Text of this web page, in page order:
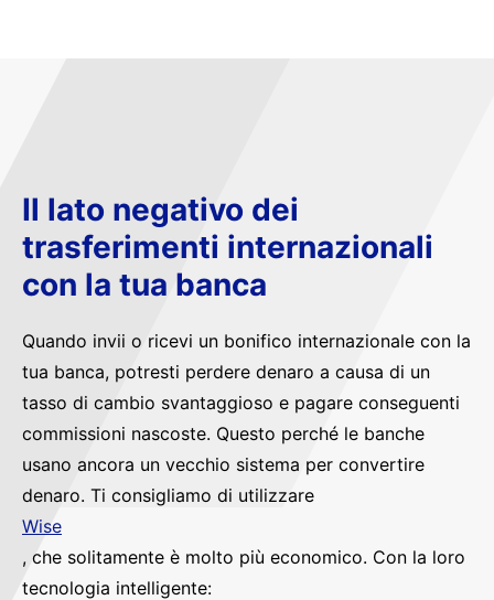
Il lato negativo dei
trasferimenti internazionali
con la tua banca
Quando invii o ricevi un bonifico internazionale con la
tua banca, potresti perdere denaro a causa di un
tasso di cambio svantaggioso e pagare conseguenti
commissioni nascoste. Questo perché le banche
usano ancora un vecchio sistema per convertire
denaro. Ti consigliamo di utilizzare
Wise
, che solitamente è molto più economico. Con la loro
tecnologia intelligente: